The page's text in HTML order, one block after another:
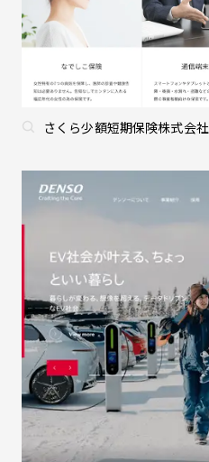
さくら少額短期保険株式会社